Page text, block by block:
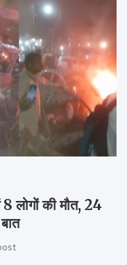
लोगों की मौत, 24